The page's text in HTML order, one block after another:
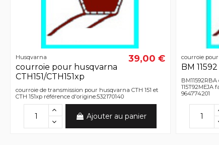
Husqvarna
courroie pour husqvarna
CTH151/CTH151xp
39,00 €
courroie de transmission pour husqvarna CTH 151 et
CTH 151xp référence d'origine:532170140
Ajouter au panier
courroie
BM
964774201